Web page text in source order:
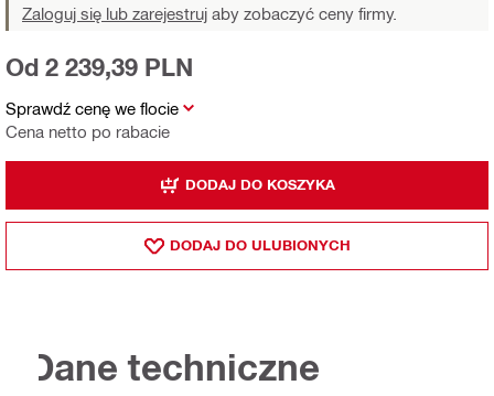
Zaloguj się lub zarejestruj aby zobaczyć ceny firmy.
Sprawdź cenę we flocie
Cena netto po rabacie
Od 2 239,39 PLN
DODAJ DO KOSZYKA
DODAJ DO ULUBIONYCH
Dane techniczne